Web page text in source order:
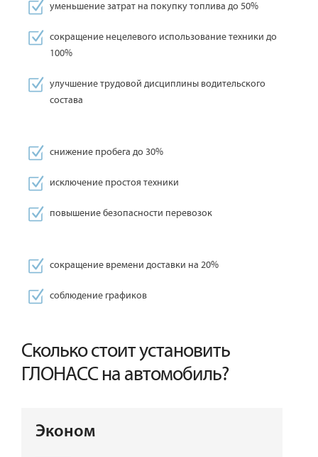
уменьшение затрат на покупку топлива до 50%
сокращение нецелевого использование техники до
100%
улучшение трудовой дисциплины водительского
состава
снижение пробега до 30%
исключение простоя техники
повышение безопасности перевозок
сокращение времени доставки на 20%
соблюдение графиков
Сколько стоит установить
ГЛОНАСС на автомобиль?
Эконом